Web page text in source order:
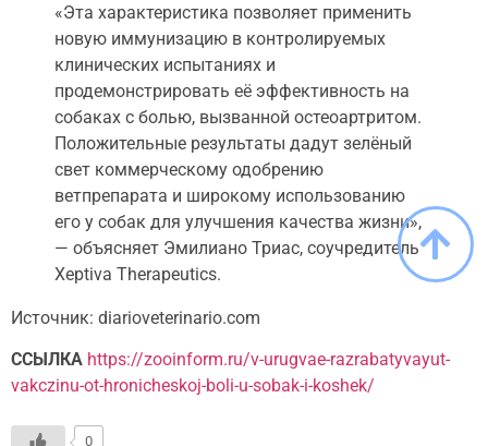
«Эта характеристика позволяет применить
новую иммунизацию в контролируемых
клинических испытаниях и
продемонстрировать её эффективность на
собаках с болью, вызванной остеоартритом.
Положительные результаты дадут зелёный
свет коммерческому одобрению
ветпрепарата и широкому использованию
его у собак для улучшения качества жизни»,
— объясняет Эмилиано Триас, соучредитель
Xeptiva Therapeutics.
Источник: diarioveterinario.com
ССЫЛКА https://zooinform.ru/v-urugvae-razrabatyvayut-
vakczinu-ot-hronicheskoj-boli-u-sobak-i-koshek/
0